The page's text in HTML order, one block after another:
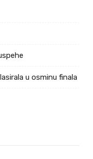
u osminu finala